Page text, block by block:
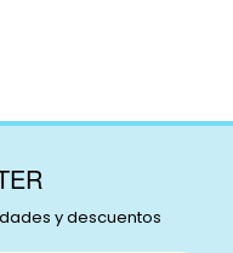
y descuentos